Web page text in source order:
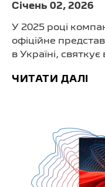
Cічень 02, 2026
У 2025 році
офіційне
в Україні,
ЧИТАТИ ДАЛІ